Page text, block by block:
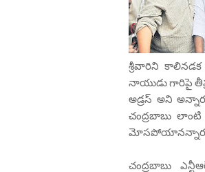
శ్రీవారిని కాలినడక
నాయుడు గారిపై
అడ్రస్‌ అని
చంద్రబాబు
చంద్రబాబు